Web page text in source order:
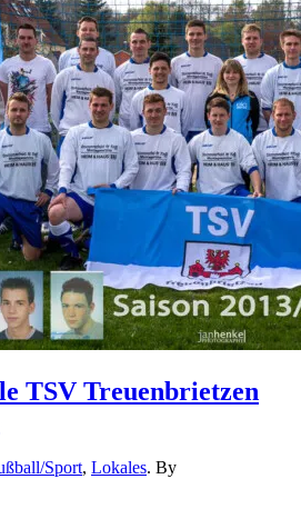
TSV Treuenbrietzen
Sport, Lokales. By